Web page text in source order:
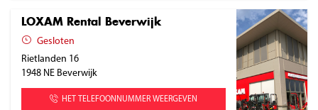
LOXAM Rental Beverwijk
Gesloten
Rietlanden 16
1948 NE Beverwijk
HET TELEFOONNUMMER WEERGEVEN